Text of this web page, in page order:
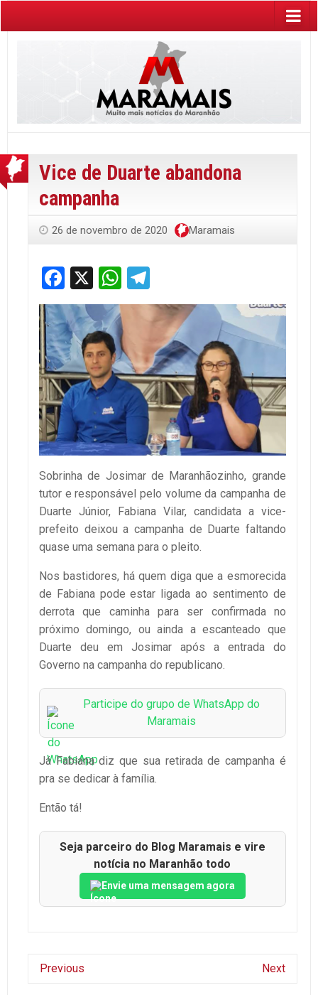
Vice de Duarte abandona
campanha
26 de novembro de 2020 Maramais
Facebook
X WhatsApp
Sobrinha de Josimar de Maranhãozinho, grande
tutor e responsável pelo volume da campanha de
Duarte Júnior, Fabiana Vilar, candidata a vice-
prefeito deixou a campanha de Duarte faltando
quase uma semana para o pleito.
Nos bastidores, há quem diga que a esmorecida
de Fabiana pode estar ligada ao sentimento de
derrota que caminha para ser confirmada no
próximo domingo, ou ainda a escanteado que
Duarte deu em Josimar após a entrada do
Governo na campanha do republicano.
Participe do grupo de WhatsApp do
Maramais
Já Fabiana diz que sua retirada de campanha é
pra se dedicar à família.
Então tá!
Seja parceiro do Blog Maramais e vire
notícia no Maranhão todo
Envie uma mensagem agora
Previous Next